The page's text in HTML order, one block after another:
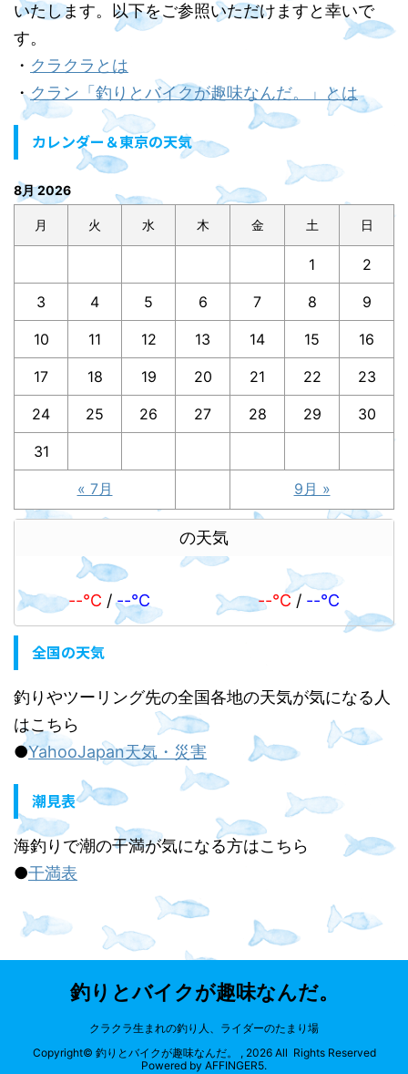
いたします。以下をご参照いただけますと幸いで
す。
・ クラクラとは
・クラン「釣りとバイクが趣味なんだ。」とは
カレンダー＆東京の天気
8月 2026
月 火 水 木 金 土 日
1 2
3 4 5 6 7 8 9
10 11 12 13 14 15 16
17 18 19 20 21 22 23
24 25 26 27 28 29 30
31
« 7月 9月 »
の天気
--℃ /--℃ --℃ / --℃
全国の天気
釣りやツーリング先の全国各地の天気が気になる人
はこちら
●YahooJapan天気・災害
潮見表
海釣りで潮の干満が気になる方はこちら
●干満表
釣りとバイクが趣味なんだ。
クラクラ生まれの釣り人、ライダーのたまり場
Copyright© 釣りとバイクが趣味なんだ。 , 2026 All Rights Reserved
Powered by AFFINGER5.